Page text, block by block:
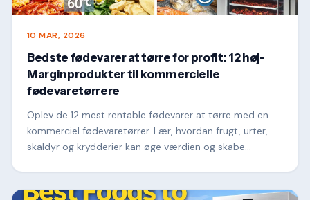
10 MAR, 2026
Bedste fødevarer at tørre for profit: 12 høj-
Marginprodukter til kommercielle
fødevaretørrere
Oplev de 12 mest rentable fødevarer at tørre med en
kommerciel fødevaretørrer. Lær, hvordan frugt, urter,
skaldyr og krydderier kan øge værdien og skabe